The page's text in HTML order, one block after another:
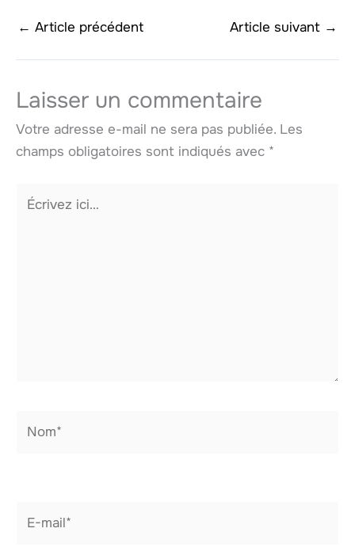
← Article précédent Article suivant →
Laisser un commentaire
Votre adresse e-mail ne sera pas publiée. Les
champs obligatoires sont indiqués avec *
Écrivez